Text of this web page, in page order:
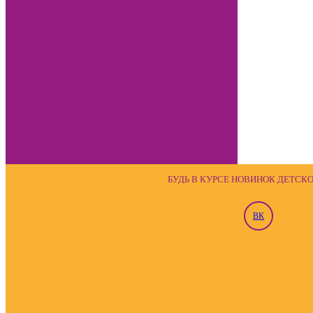
БУДЬ В КУРСЕ НОВИНОК
ВК